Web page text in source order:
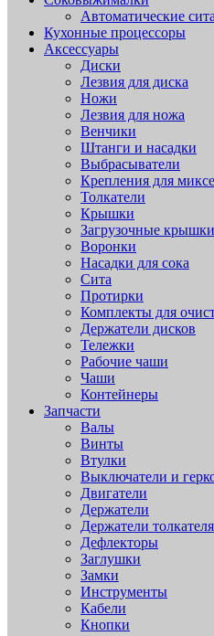
Автоматические сита
Кухонные процессоры
Аксессуары
Диски
Лезвия для диска
Ножи
Лезвия для ножа
Венчики
Штанги и насадки
Выбрасыватели
Крепления для
Толкатели
Крышки
Загрузочные крышки
Воронки
Насадки для сока
Сита
Протирки
Комплекты для
Держатели дисков
Тележки
Рабочие чаши
Чаши
Контейнеры
Запчасти
Валы
Винты
Втулки
Выключатели и
Двигатели
Держатели
Держатели толкателя
Дефлекторы
Заглушки
Замки
Инструменты
Кабели
Кнопки